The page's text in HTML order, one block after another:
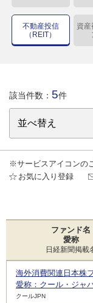
不動産投信
（REIT）
資産
該当件数： 5件
※サービスアイコンの
お気に入り登録
ファンド名
愛称
日経新聞掲載
海外消費関連日本株
愛称：クール・ジャ
クールJPN